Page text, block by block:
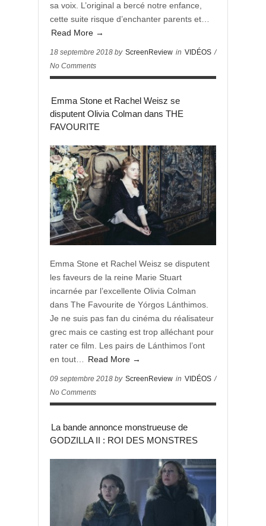
sa voix. L’original a bercé notre enfance,
cette suite risque d’enchanter parents et…
Read More →
18 septembre 2018 by ScreenReview in VIDÉOS /
No Comments
Emma Stone et Rachel Weisz se
disputent Olivia Colman dans THE
FAVOURITE
Emma Stone et Rachel Weisz se disputent
les faveurs de la reine Marie Stuart
incarnée par l’excellente Olivia Colman
dans The Favourite de Yórgos Lánthimos.
Je ne suis pas fan du cinéma du réalisateur
grec mais ce casting est trop alléchant pour
rater ce film. Les pairs de Lánthimos l’ont
en tout…
Read More →
09 septembre 2018 by ScreenReview in VIDÉOS /
No Comments
La bande annonce monstrueuse de
GODZILLA II : ROI DES MONSTRES